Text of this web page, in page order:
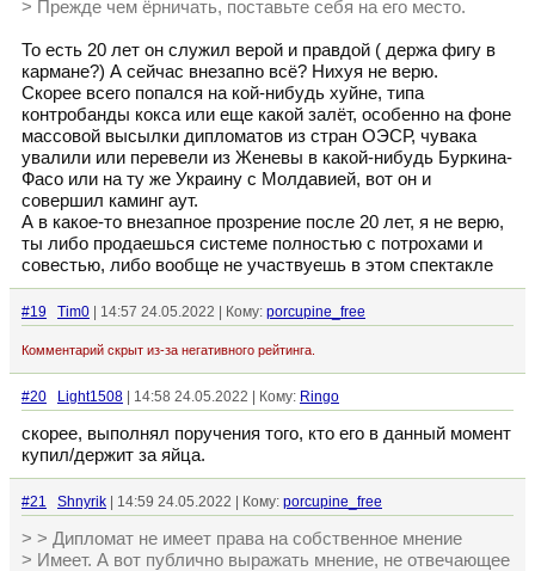
> Прежде чем ёрничать, поставьте себя на его место.
То есть 20 лет он служил верой и правдой ( держа фигу в
кармане?) А сейчас внезапно всё? Нихуя не верю.
Скорее всего попался на кой-нибудь хуйне, типа
контробанды кокса или еще какой залёт, особенно на фоне
массовой высылки дипломатов из стран ОЭСР, чувака
увалили или перевели из Женевы в какой-нибудь Буркина-
Фасо или на ту же Украину с Молдавией, вот он и
совершил каминг аут.
А в какое-то внезапное прозрение после 20 лет, я не верю,
ты либо продаешься системе полностью с потрохами и
совестью, либо вообще не участвуешь в этом спектакле
#19 Tim0 | 14:57 24.05.2022 | Кому: porcupine_free
Комментарий скрыт из-за негативного рейтинга.
#20 Light1508 | 14:58 24.05.2022 | Кому: Ringo
скорее, выполнял поручения того, кто его в данный момент
купил/держит за яйца.
#21 Shnyrik | 14:59 24.05.2022 | Кому: porcupine_free
> > Дипломат не имеет права на собственное мнение
> Имеет. А вот публично выражать мнение, не отвечающее